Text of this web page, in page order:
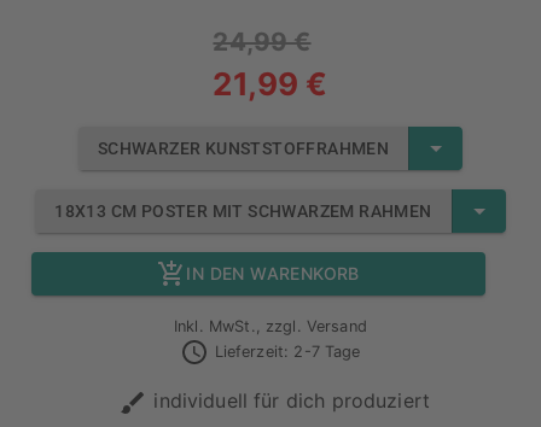
24,99 €
21,99 €
SCHWARZER KUNSTSTOFFRAHMEN
18X13 CM POSTER MIT SCHWARZEM RAHMEN
IN DEN WARENKORB
Inkl. MwSt., zzgl. Versand
Lieferzeit: 2-7 Tage
individuell für dich produziert